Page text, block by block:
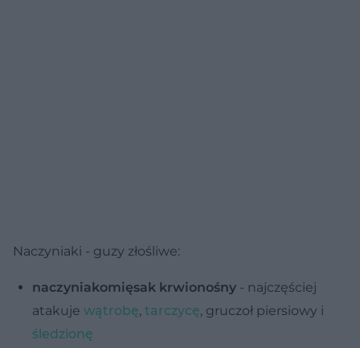
Naczyniaki - guzy złośliwe:
naczyniakomięsak krwionośny - najczęściej
atakuje wątrobę, tarczycę, gruczoł piersiowy i
śledzionę